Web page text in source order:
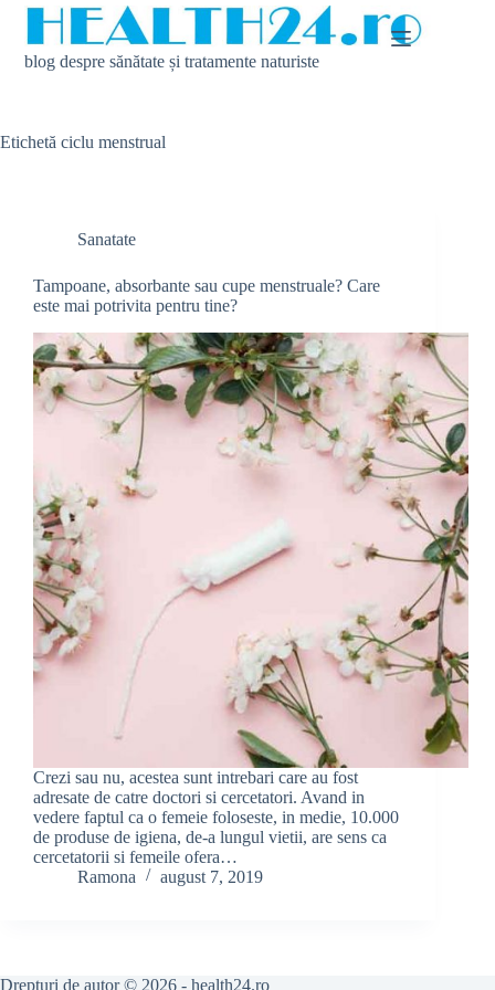
conținut
blog despre sănătate și tratamente naturiste
Etichetă ciclu menstrual
Sanatate
Tampoane, absorbante sau cupe menstruale? Care
este mai potrivita pentru tine?
Crezi sau nu, acestea sunt intrebari care au fost
adresate de catre doctori si cercetatori. Avand in
vedere faptul ca o femeie foloseste, in medie, 10.000
de produse de igiena, de-a lungul vietii, are sens ca
cercetatorii si femeile ofera…
Ramona
august 7, 2019
Drepturi de autor © 2026 - health24.ro